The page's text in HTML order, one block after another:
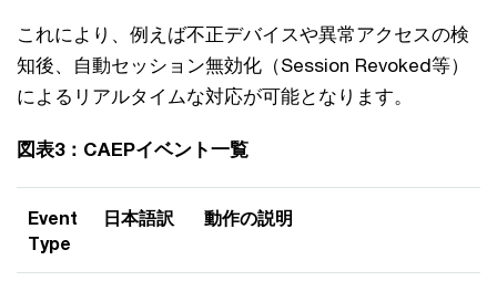
これにより、例えば不正デバイスや異常アクセスの検
知後、自動セッション無効化（Session Revoked等）
によるリアルタイムな対応が可能となります。
図表3：CAEPイベント一覧
Event
Type
日本語訳 動作の説明